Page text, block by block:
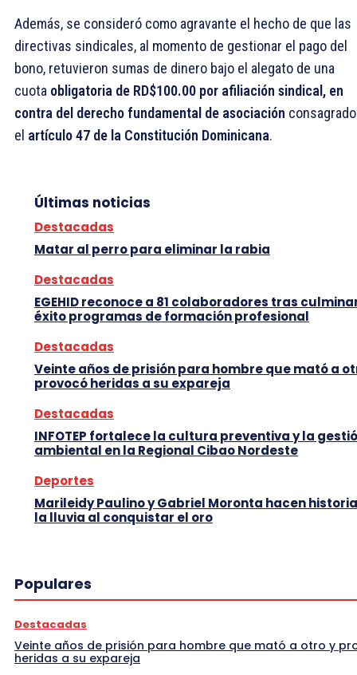
Además, se consideró como agravante el hecho de que las
directivas sindicales, al momento de gestionar el pago del
bono, retuvieron sumas de dinero bajo el alegato de una
cuota obligatoria de RD$100.00 por afiliación sindical, en
contra del derecho fundamental de asociación
el artículo 47 de la Constitución Dominicana.
Últimas noticias
Destacadas
Matar al perro para eliminar la rabia
Destacadas
EGEHID reconoce a 81 colaboradores tras
éxito programas de formación profesional
Destacadas
Veinte años de prisión para hombre que mató a
provocó heridas a su expareja
Destacadas
INFOTEP fortalece la cultura preventiva y la
ambiental en la Regional Cibao Nordeste
Deportes
Marileidy Paulino y Gabriel Moronta hacen
la lluvia al conquistar el oro
Populares
Destacadas
Veinte años de prisión para hombre que mató a otro y
heridas a su expareja